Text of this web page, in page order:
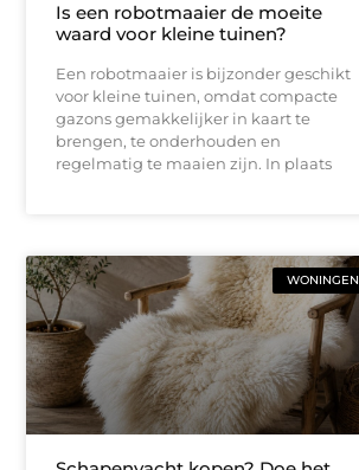
Is een robotmaaier de moeite
waard voor kleine tuinen?
Een robotmaaier is bijzonder geschikt
voor kleine tuinen, omdat compacte
gazons gemakkelijker in kaart te
brengen, te onderhouden en
regelmatig te maaien zijn. In plaats
WONINGEN